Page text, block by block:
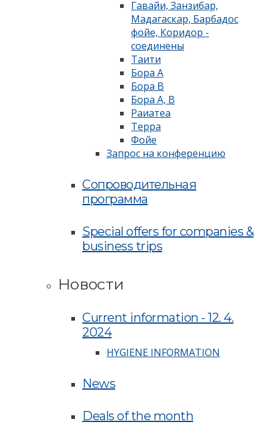
Гавайи, Занзибар,
Мадагаскар, Барбадос
фойе, Коридор -
соединены
Таити
Бора А
Бора В
Бора А, В
Раиатеа
Терра
Фойе
Запрос на конференцию
Сопроводительная
программа
Special offers for companies &
business trips
Новости
Current information - 12. 4.
2024
HYGIENE INFORMATION
News
Deals of the month